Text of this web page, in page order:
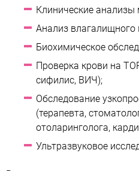
Клинические анализы
Анализ
Биохимическое
Проверка крови на
сифилис, ВИЧ);
Обследование
(терапевта,
отоларинголога,
Ультразвуковое